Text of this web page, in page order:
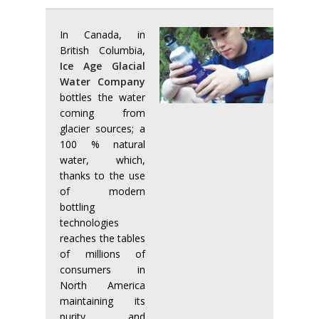
entrada a 90°
In Canada, in
British Columbia,
Ice Age Glacial
Water Company
bottles the water
coming from
glacier sources; a
100 % natural
water, which,
thanks to the use
of modern
bottling
technologies
reaches the tables
of millions of
consumers in
North America
maintaining its